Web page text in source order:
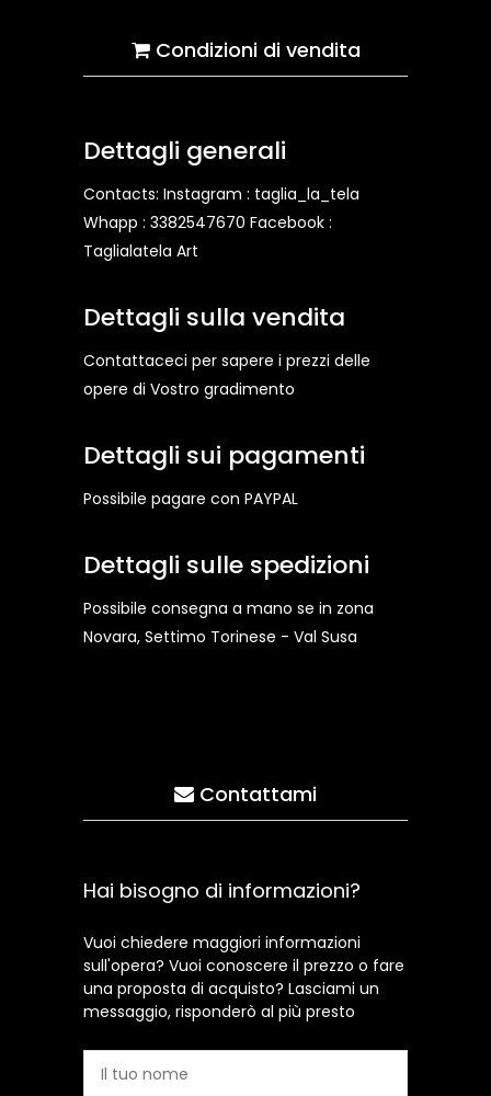
Condizioni di vendita
Dettagli generali
Contacts: Instagram : taglia_la_tela
Whapp : 3382547670 Facebook :
Taglialatela Art
Dettagli sulla vendita
Contattaceci per sapere i prezzi delle
opere di Vostro gradimento
Dettagli sui pagamenti
Possibile pagare con PAYPAL
Dettagli sulle spedizioni
Possibile consegna a mano se in zona
Novara, Settimo Torinese - Val Susa
Contattami
Hai bisogno di informazioni?
Vuoi chiedere maggiori informazioni
sull'opera? Vuoi conoscere il prezzo o fare
una proposta di acquisto? Lasciami un
messaggio, risponderò al più presto